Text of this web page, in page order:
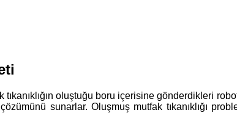
oluştuğu boru içerisine gönderdikleri
sunarlar. Oluşmuş mutfak tıkanıklığı